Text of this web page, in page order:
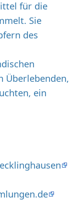
für die
Sie
des
Überlebenden,
ein